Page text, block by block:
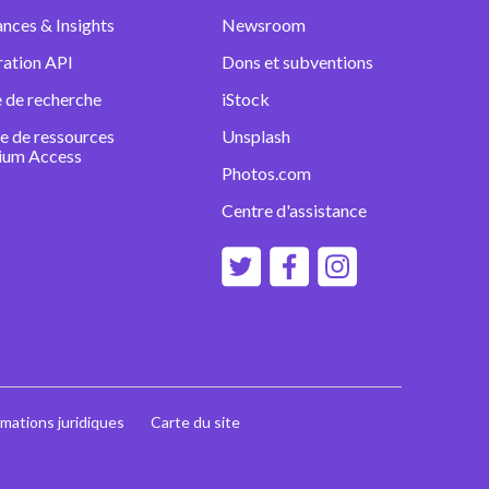
& Insights
API
de recherche
de ressources
Access
Newsroom
Dons et subventions
iStock
Unsplash
Photos.com
Centre d'assistance
juridiques Carte du site